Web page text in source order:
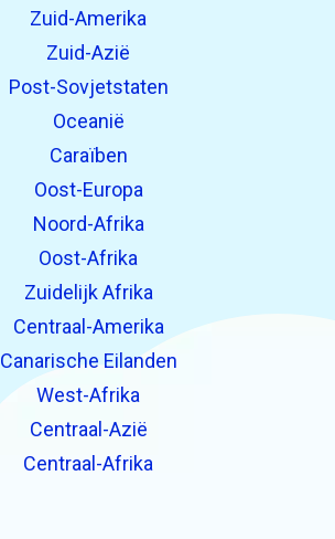
Zuid-Amerika
Zuid-Azië
Post-Sovjetstaten
Oceanië
Caraïben
Oost-Europa
Noord-Afrika
Oost-Afrika
Zuidelijk Afrika
Centraal-Amerika
Canarische Eilanden
West-Afrika
Centraal-Azië
Centraal-Afrika